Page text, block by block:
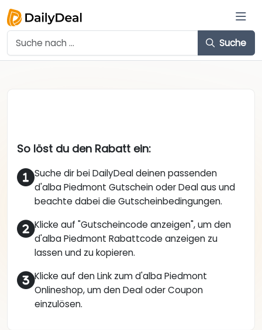
Suche
So löst du den Rabatt ein:
Suche dir bei DailyDeal deinen passenden
d'alba Piedmont Gutschein oder Deal aus und
beachte dabei die Gutscheinbedingungen.
Klicke auf "Gutscheincode anzeigen", um den
d'alba Piedmont Rabattcode anzeigen zu
lassen und zu kopieren.
Klicke auf den Link zum d'alba Piedmont
Onlineshop, um den Deal oder Coupon
einzulösen.